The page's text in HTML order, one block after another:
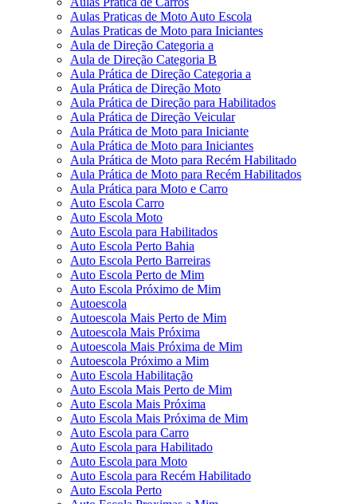
Aulas Praticas de Moto Auto Escola
Aulas Praticas de Moto para Iniciantes
Aula de Direção Categoria a
Aula de Direção Categoria B
Aula Prática de Direção Categoria a
Aula Prática de Direção Moto
Aula Prática de Direção para Habilitados
Aula Prática de Direção Veicular
Aula Prática de Moto para Iniciante
Aula Prática de Moto para Iniciantes
Aula Prática de Moto para Recém Habilitado
Aula Prática de Moto para Recém Habilitados
Aula Prática para Moto e Carro
Auto Escola Carro
Auto Escola Moto
Auto Escola para Habilitados
Auto Escola Perto Bahia
Auto Escola Perto Barreiras
Auto Escola Perto de Mim
Auto Escola Próximo de Mim
Autoescola
Autoescola Mais Perto de Mim
Autoescola Mais Próxima
Autoescola Mais Próxima de Mim
Autoescola Próximo a Mim
Auto Escola Habilitação
Auto Escola Mais Perto de Mim
Auto Escola Mais Próxima
Auto Escola Mais Próxima de Mim
Auto Escola para Carro
Auto Escola para Habilitado
Auto Escola para Moto
Auto Escola para Recém Habilitado
Auto Escola Perto